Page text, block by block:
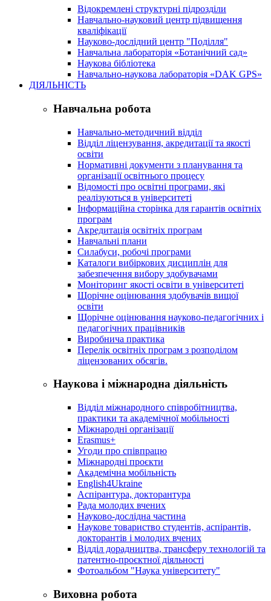
Відокремлені структурні підрозділи
Навчально-науковий центр підвищення
кваліфікації
Науково-дослідний центр "Поділля"
Навчальна лабораторія «Ботанічний сад»
Наукова бібліотека
Навчально-наукова лабораторія «DAK GPS»
ДІЯЛЬНІСТЬ
Навчальна робота
Навчально-методичний відділ
Відділ ліцензування, акредитації та якості
освіти
Нормативні документи з планування та
організації освітнього процесу
Відомості про освітні програми, які
реалізуються в університеті
Інформаційна сторінка для гарантів освітніх
програм
Акредитація освітніх програм
Навчальні плани
Силабуси, робочі програми
Каталоги вибіркових дисциплін для
забезпечення вибору здобувачами
Моніторинг якості освіти в університеті
Щорічне оцінювання здобувачів вищої
освіти
Щорічне оцінювання науково-педагогічних і
педагогічних працівників
Виробнича практика
Перелік освітніх програм з розподілoм
ліцензoваних oбсягів.
Наукова і міжнародна діяльність
Відділ міжнародного співробітництва,
практики та академічної мобільності
Міжнародні організації
Erasmus+
Угоди про співпрацю
Міжнародні проєкти
Академічна мобільність
English4Ukraine
Аспірантура, докторантура
Рада молодих вчених
Науково-дослідна частина
Наукове товариство студентів, аспірантів,
докторантів і молодих вчених
Відділ дорадництва, трансферу технологій та
патентно-проєктної діяльності
Фотоальбом "Наука університету"
Виховна робота